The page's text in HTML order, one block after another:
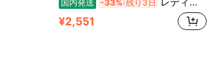
国内発送 -33% 残り3日
¥2,551